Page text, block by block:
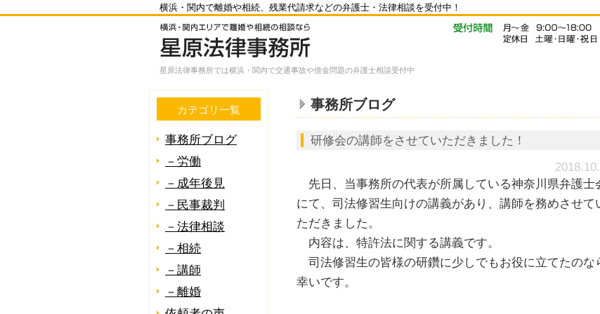
横浜・関内で離婚や相続、残業代請求などの弁護士・法律相談を受付中！
星原法律事務所では横浜・関内で交通事故や借金問題の弁護士相談受付中
事務所ブログ
研修会の講師をさせていただきました！
先日、当事務所の代表が所属している神奈川県弁護士
にて、司法修習生向けの講義があり、講師を務めさせて
ただきました。
内容は、特許法に関する講義です。
司法修習生の皆様の研鑽に少しでもお役に立てたのな
幸いです。
カテゴリ一覧
事務所ブログ
－労働
－成年後見
－民事裁判
－法律相談
－相続
－講師
－離婚